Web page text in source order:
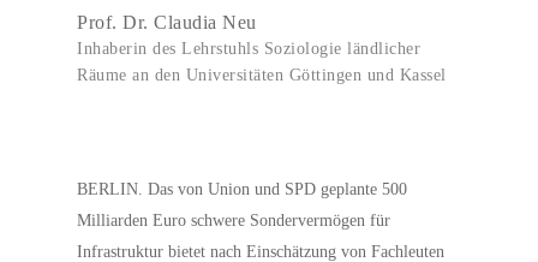
Prof. Dr. Claudia Neu
Inhaberin des Lehrstuhls Soziologie ländlicher
Räume an den Universitäten Göttingen und Kassel
BERLIN. Das von Union und SPD geplante 500
Milliarden Euro schwere Sondervermögen für
Infrastruktur bietet nach Einschätzung von Fachleuten